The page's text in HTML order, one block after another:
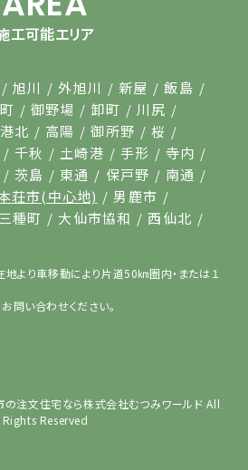
工可能エリア
旭川 外旭川 新屋
飯島
御野場 卸町
川尻
港北 高陽 御所野
桜
千秋 土崎港 手形
寺内
茨島 東通 保戸野
南通
荘市(中心地)
男鹿市
三種町 大仙市協和
西仙北
より車移動により片道50㎞圏内・または１
問い合わせください。
の注文住宅なら株式会社むつみワールド All
Rights Reserved